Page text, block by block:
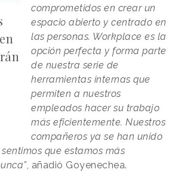
comprometidos en crear un
espacio abierto y centrado en
las personas. Workplace es la
opción perfecta y forma parte
de nuestra serie de
herramientas internas que
permiten a nuestros
empleados hacer su trabajo
más eficientemente. Nuestros
compañeros ya se han unido
que estamos más
, añadió Goyenechea.